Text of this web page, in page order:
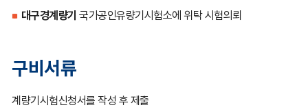
대구경계량기 국가공인유량기시험소에 위탁 시험의뢰
구비서류
계량기시험신청서를 작성 후 제출